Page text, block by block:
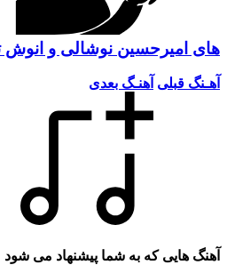
نوشالی و انوش تقوی
قبلی آهنـگ بعدی
هایی که به شما پیشنهاد می شود